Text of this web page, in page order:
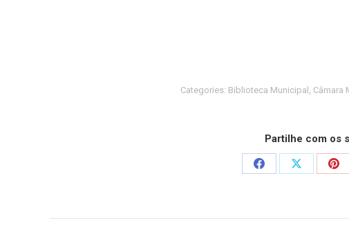
Categories: Biblioteca Municipal Câmara
Partilhe com os
Share
Share